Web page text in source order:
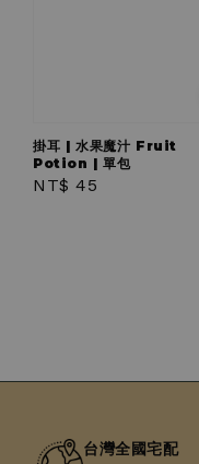
掛耳 | 水果魔汁 Fruit
Potion | 單包
Regular
NT$ 45
台灣全國宅配